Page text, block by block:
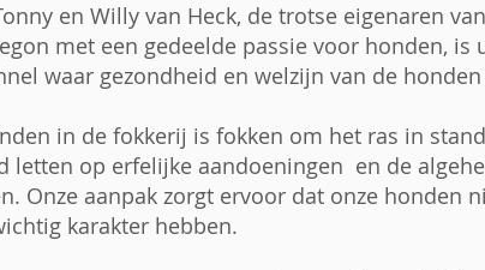
en Willy van Heck, de trotse eigenaren
met een gedeelde passie voor honden, is
waar gezondheid en welzijn van de
in de fokkerij is fokken om het ras in
letten op erfelijke aandoeningen en de
Onze aanpak zorgt ervoor dat onze honden
karakter hebben.